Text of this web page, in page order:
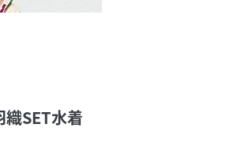
織SET水着